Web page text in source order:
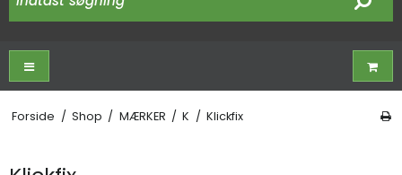
Forside / Shop / MÆRKER / K / Klickfix